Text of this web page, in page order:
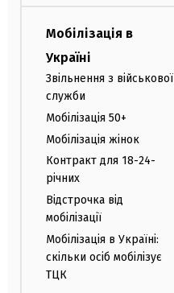
Мобілізація в
Україні
Звільнення з військової
служби
Мобілізація 50+
Мобілізація жінок
Контракт для 18-24-
річних
Відстрочка від
мобілізації
Мобілізація в Україні:
скільки осіб мобілізує
ТЦК